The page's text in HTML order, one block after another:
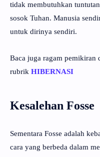
tidak membutuhkan
sosok Tuhan. Manusia
untuk dirinya sendiri.
Baca juga ragam pemikiran
rubrik HIBERNASI
Kesalehan Fosse
Sementara Fosse adalah
cara yang berbeda dalam